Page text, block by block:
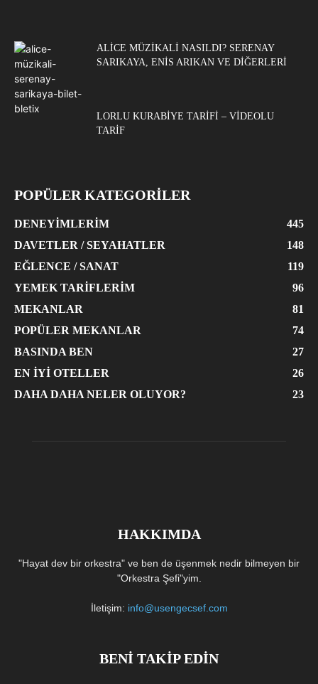
ALICE MÜZIKALI NASILDI? SERENAY
SARIKAYA, ENIS ARIKAN VE DIĞERLERI
LORLU KURABIYE TARIFI – VIDEOLU
TARIF
POPÜLER KATEGORİLER
DENEYIMLERIM
445
DAVETLER / SEYAHATLER
148
EĞLENCE / SANAT
119
YEMEK TARIFLERIM
96
MEKANLAR
81
POPÜLER MEKANLAR
74
BASINDA BEN
27
EN İYI OTELLER
26
DAHA DAHA NELER OLUYOR?
23
HAKKIMDA
"Hayat dev bir orkestra" ve ben de üşenmek nedir bilmeyen bir
"Orkestra Şefi"yim.
İletişim: info@usengecsef.com
BENİ TAKİP EDİN